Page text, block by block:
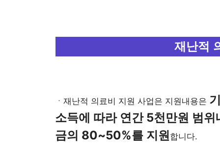
재난적
ㆍ재난적 의료비 지원 사업은 지원내용은
소득에 따라 연간 5천만원 범
금의 80~50%를 지원합니다.